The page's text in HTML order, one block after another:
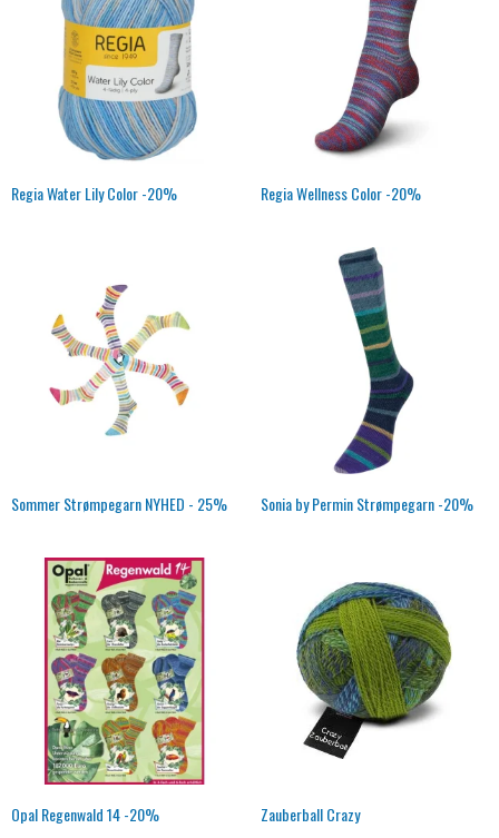
Regia Water Lily Color -20% Regia Wellness Color -20%
Sommer Strømpegarn NYHED - 25% Sonia by Permin Strømpegarn -20%
Opal Regenwald 14 -20% Zauberball Crazy